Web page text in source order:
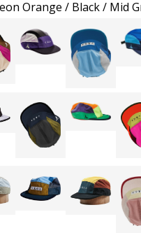
Orange / Black / Mid